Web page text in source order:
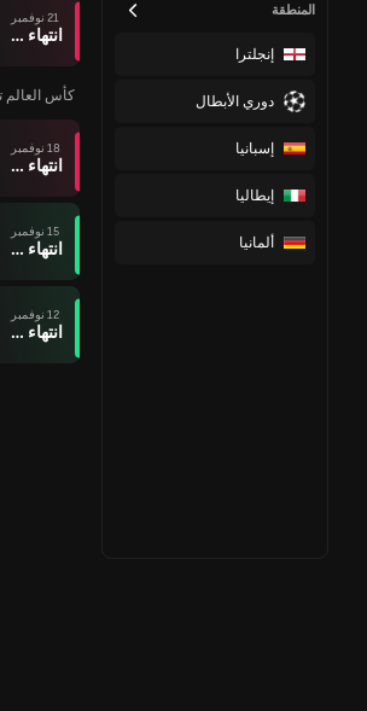
المنطقة
إنجلترا
دوري الأبطال
إسبانيا
إيطاليا
ألمانيا
21 نوفمبر
انتهاء وقت المباراة
كأس العالم تحت
18 نوفمبر
انتهاء وقت المباراة
15 نوفمبر
انتهاء وقت المباراة
12 نوفمبر
انتهاء وقت المباراة